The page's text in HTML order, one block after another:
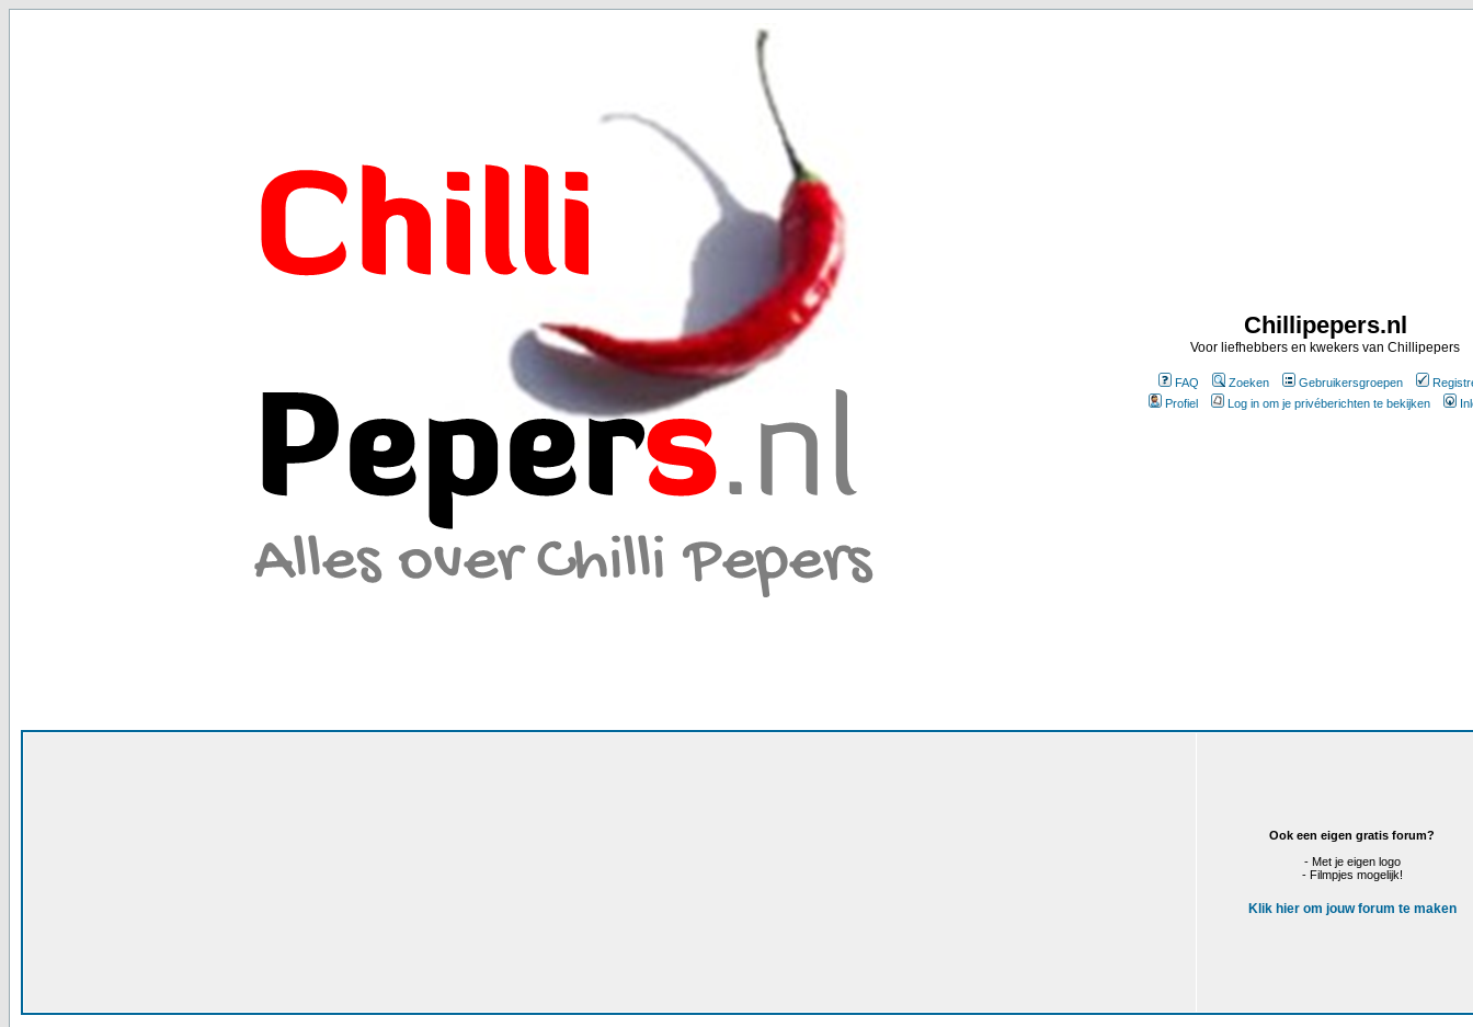
Chillipepers.nl
Voor liefhebbers en kwekers van Chillipepers
FAQ Zoeken Gebruikersgroepen
Profiel
Log in om je privéberichten te bekijken
Ook een eigen gratis forum?
- Met je eigen logo
- Filmpjes mogelijk!
Klik hier om jouw forum te maken